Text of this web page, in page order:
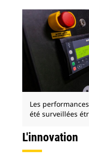
Les
été surveillées
L'innovation